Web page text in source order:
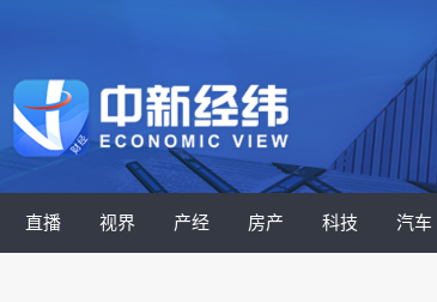
直播 视界 产经 房产 科技 汽车